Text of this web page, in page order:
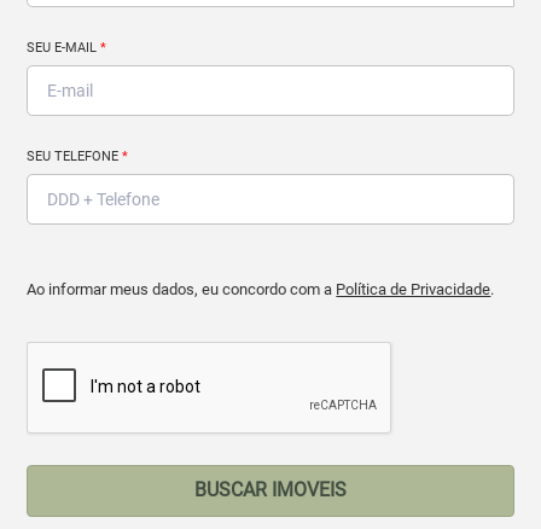
SEU E-MAIL*
SEU TELEFONE*
Ao informar meus dados, eu concordo com a Política de Privacidade.
BUSCAR IMOVEIS